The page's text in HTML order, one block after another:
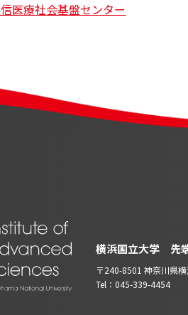
医療社会基盤センター
横浜国立大学 先
〒240-8501 神奈川県
Tel：045-339-4454